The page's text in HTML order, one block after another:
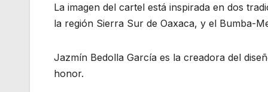
La imagen del cartel está inspirada en dos
la región Sierra Sur de Oaxaca, y el Bumba-
Jazmín Bedolla García es la creadora del
honor.